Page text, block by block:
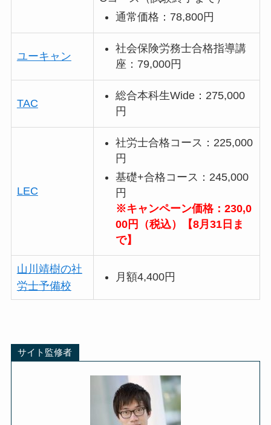
通常価格：78,800円
ユーキャン
社会保険労務士合格指導講
座：79,000円
TAC
総合本科生Wide：275,000
円
LEC
社労士合格コース：225,000
円
基礎+合格コース：245,000
円
※キャンペーン価格：230,0
00円（税込）【8月31日ま
で】
山川靖樹の社
労士予備校
月額4,400円
サイト監修者